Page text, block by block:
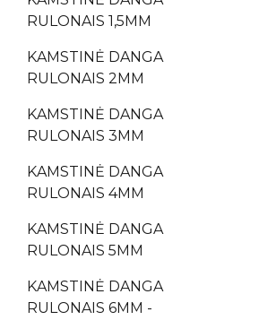
RULONAIS 1,5MM
KAMSTINĖ DANGA
RULONAIS 2MM
KAMSTINĖ DANGA
RULONAIS 3MM
KAMSTINĖ DANGA
RULONAIS 4MM
KAMSTINĖ DANGA
RULONAIS 5MM
KAMSTINĖ DANGA
RULONAIS 6MM -